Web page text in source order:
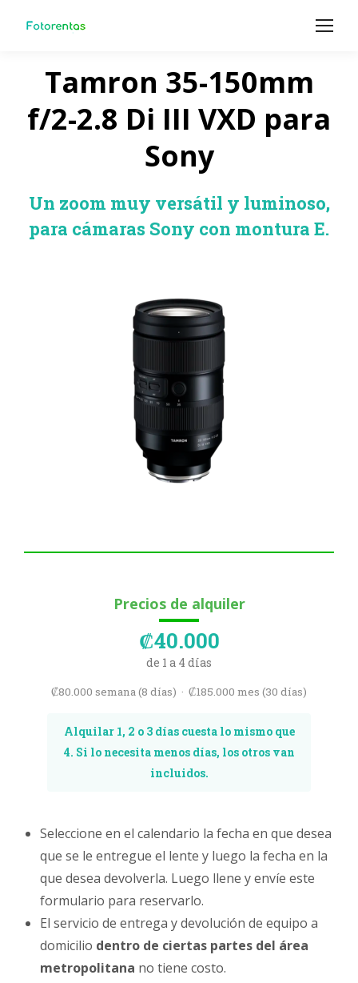
Tamron 35-150mm
f/2-2.8 Di III VXD para
Sony
Un zoom muy versátil y luminoso,
para cámaras Sony con montura E.
Precios de alquiler
₡40.000
de 1 a 4 días
₡80.000 semana (8 días) · ₡185.000 mes (30 días)
Alquilar 1, 2 o 3 días cuesta lo mismo que
4. Si lo necesita menos días, los otros van
incluidos.
Seleccione en el calendario la fecha en que desea
que se le entregue el lente y luego la fecha en la
que desea devolverla. Luego llene y envíe este
formulario para reservarlo.
El servicio de entrega y devolución de equipo a
domicilio dentro de ciertas partes del área
metropolitana no tiene costo.